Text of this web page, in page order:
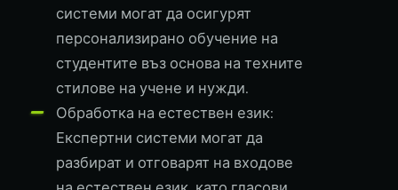
системи могат да осигурят
персонализирано обучение на
студентите въз основа на техните
стилове на учене и нужди.
Обработка на естествен език:
Експертни системи могат да
разбират и отговарят на входове